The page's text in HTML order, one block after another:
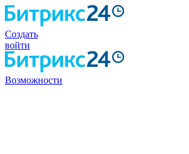
Создать
войти
Возможности